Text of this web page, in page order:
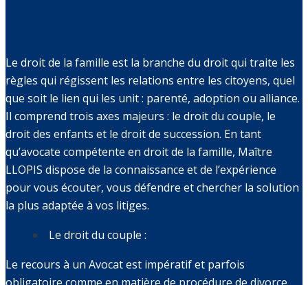
Le droit de la famille est la branche du droit qui traite les
règles qui régissent les relations entre les citoyens, quel
que soit le lien qui les unit : parenté, adoption ou alliance.
Il comprend trois axes majeurs : le droit du couple, le
droit des enfants et le droit de succession. En tant
qu’avocate compétente en droit de la famille, Maître
LLOPIS dispose de la connaissance et de l’expérience
pour vous écouter, vous défendre et chercher la solution
la plus adaptée à vos litiges.
Le droit du couple :
Le recours à un Avocat est impératif et parfois
obligatoire comme en matière de procédure de divorce